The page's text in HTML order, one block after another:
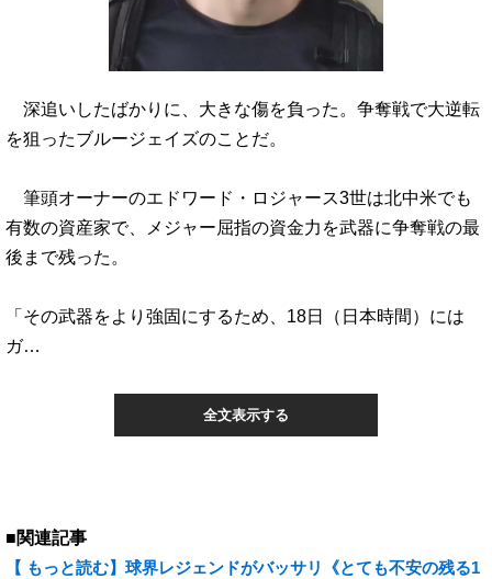
深追いしたばかりに、大きな傷を負った。争奪戦で大逆転
を狙ったブルージェイズのことだ。
筆頭オーナーのエドワード・ロジャース3世は北中米でも
有数の資産家で、メジャー屈指の資金力を武器に争奪戦の最
後まで残った。
「その武器をより強固にするため、18日（日本時間）には
ガ…
全文表示する
■関連記事
【 もっと読む】球界レジェンドがバッサリ《とても不安の残る1